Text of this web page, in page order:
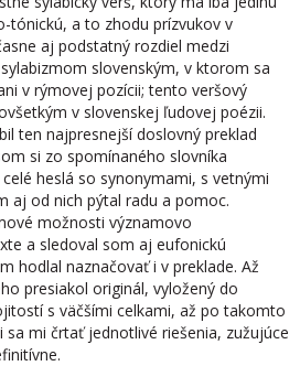
tónickú, a to zhodu prízvukov v
aj podstatný rozdiel medzi
slovenským, v ktorom sa
v rýmovej pozícii; tento veršový
v slovenskej ľudovej poézii.
ten najpresnejší doslovný preklad
si zo spomínaného slovníka
heslá so synony­mami, s vetnými
aj od nich pýtal radu a pomoc.
možnosti významovo
a sledoval som aj eufonickú
hodlal naznačovať i v preklade. Až
presiakol originál, vyložený do
s väčšími celkami, až po takomto
sa mi črtať jednotlivé riešenia, zužujúce